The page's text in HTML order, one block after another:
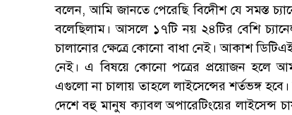
বলেন, আমি জানতে পেরেছি বিদেীশ যে সমস্ত
বলেছিলাম। আসলে ১৭টি নয় ২৪টির বেশি
চালানোর ক্ষেত্রে কোনো বাধা নেই। আকাশ
নেই। এ বিষয়ে কোনো পত্রের প্রয়োজন হলে
এগুলো না চালায় তাহলে লাইসেন্সের শর্তভঙ্গ
দেশে বহু মানুষ ক্যাবল অপারেটিংয়ের লাইসেন্স